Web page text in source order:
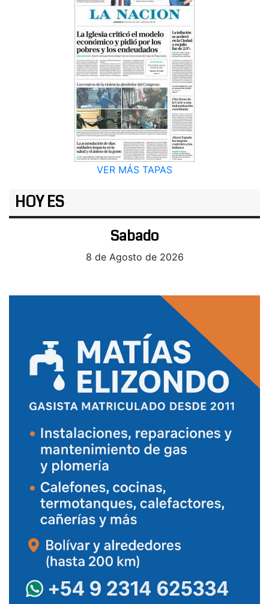
VER MÁS TAPAS
HOY ES
Sabado
8 de Agosto de 2026